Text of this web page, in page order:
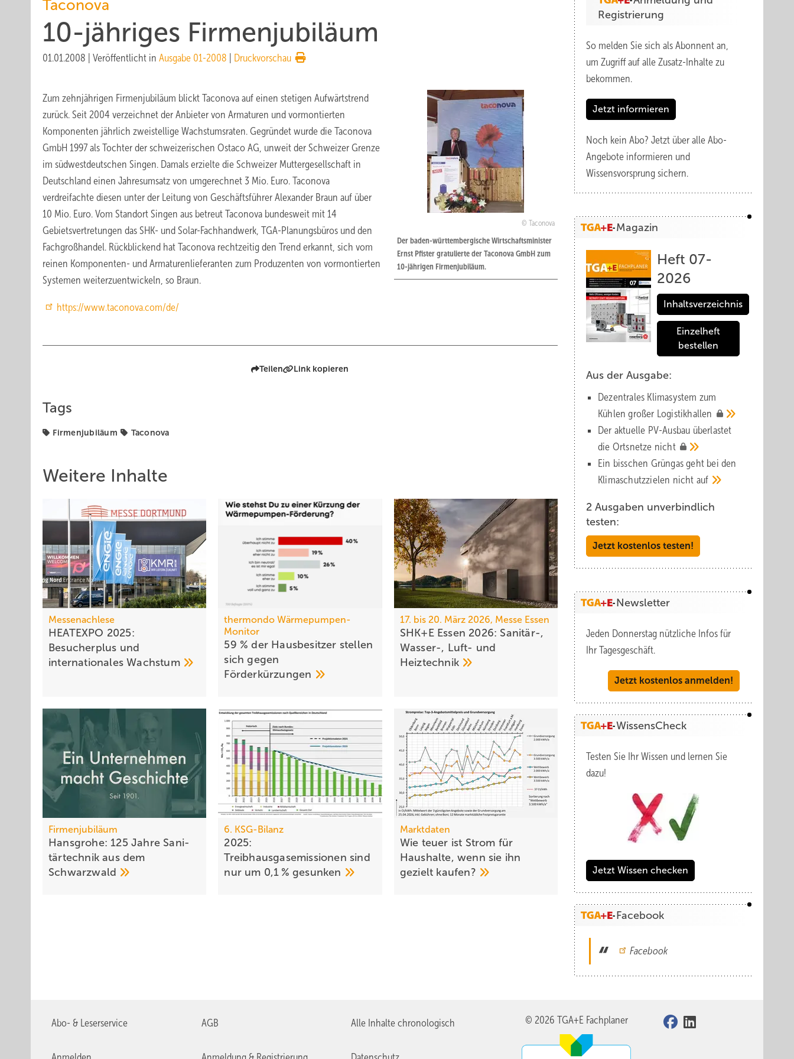
Taconova
10-jähriges Firmenjubiläum
01.01.2008 Veröffentlicht in Ausgabe 01-2008 Druckvorschau
Taconova
Der baden-württembergische Wirtschaftsminister
Ernst Pfister gratulierte der Taconova GmbH zum
10-jährigen Firmenjubiläum.
Zum zehnjährigen Firmenjubiläum blickt Taconova auf einen stetigen Aufwärts­trend
zurück. Seit 2004 verzeichnet der Anbieter von Armaturen und vormontierten
Komponenten jährlich zweistellige Wachstumsraten. Gegründet wurde die Taconova
GmbH 1997 als Tochter der schweizerischen Ostaco AG, unweit der Schweizer Grenze
im südwestdeutschen Singen. Damals erzielte die Schweizer Muttergesellschaft in
Deutschland einen Jahresumsatz von umgerechnet 3 Mio. Euro. Taconova
verdreifachte diesen unter der Leitung von Geschäftsführer Alexander Braun auf über
10 Mio. Euro. Vom Standort Singen aus betreut Taconova bundesweit mit 14
Gebietsvertretungen das SHK- und Solar-Fachhandwerk, TGA-Planungsbüros und den
Fachgroßhandel. Rückblickend hat Taconova rechtzeitig den Trend erkannt, sich vom
reinen Komponenten- und Armaturenlieferanten zum Produzenten von vormontierten
Systemen weiterzuentwickeln, so Braun.
https://www.taconova.com/de/
Teilen Link kopieren
Tags
Firmenjubiläum Taconova
Weitere Inhalte
Messenachlese
HEATEXPO 2025:
Besucherplus und
internationalesWachstum
thermondo Wärmepumpen-
Monitor
59 % der Haus­be­sit­zer stellen
sich gegen
För­der­kür­zungen
17. bis 20. März 2026, Messe Essen
SHK+E Essen 2026: Sanitär-,
Wasser-, Luft- und
Heiztechnik
Firmenjubiläum
Hansgrohe: 125 Jahre Sa­ni­
tär­tech­nik aus dem
Schwarz­wald
6. KSG-Bilanz
2025:
Treibhausgasemissionen sind
nur um 0,1 %gesunken
Marktdaten
Wie teuer ist Strom für
Haushalte, wenn sie ihn
gezielt kaufen?
Registrierung
So melden Sie sich als Abonnent an,
um Zugriff auf alle Zusatz-Inhalte zu
bekommen.
Jetzt informieren
Noch kein Abo? Jetzt über alle Abo-
Angebote informieren und
Wissensvorsprung sichern.
Magazin
Heft 07-
2026
Inhaltsverzeichnis
Einzelheft
bestellen
Aus der Ausgabe:
Dezentrales Klimasystem zum
Kühlen großer Logistik­hallen
Der aktuelle PV-Ausbau über­lastet
die Orts­netze nicht
Ein bisschen Grüngas geht bei den
Klima­schutz­zielen nicht auf
2 Ausgaben unverbindlich
testen:
Jetzt kostenlos testen!
Newsletter
Jeden Donnerstag nützliche Infos für
Ihr Tagesgeschäft.
Jetzt kostenlos anmelden!
WissensCheck
Testen Sie Ihr Wissen und lernen Sie
dazu!
Jetzt Wissen checken
Facebook
Facebook
Abo- & Leserservice AGB Alle Inhalte chronologisch © 2026 TGA+E Fachplaner